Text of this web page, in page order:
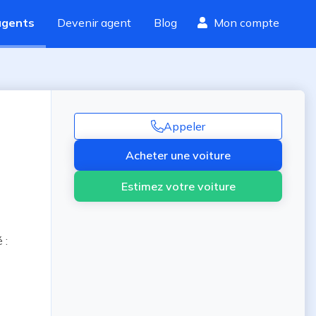
Devenir agent Blog Mon compte
:
Appeler
Acheter une voiture
Estimez votre voiture